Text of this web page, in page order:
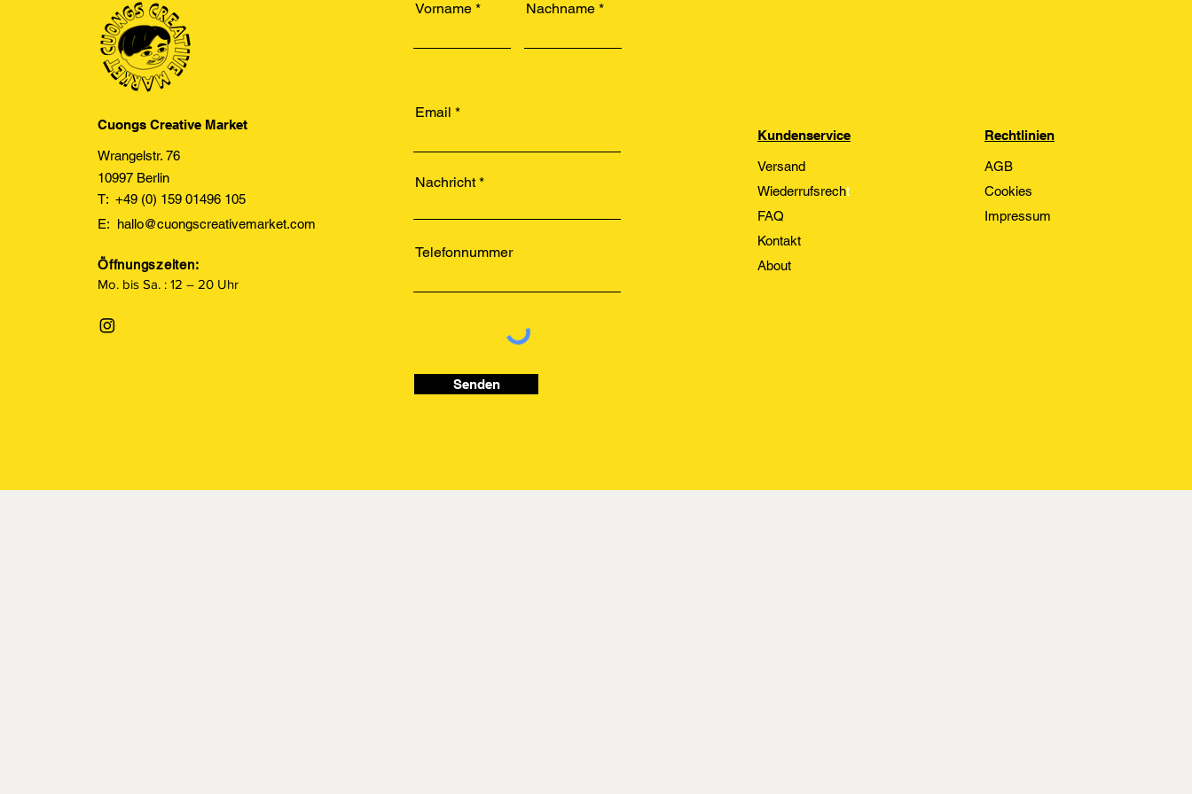
Cuongs Creative Market
Wrangelstr. 76
10997 Berlin
T: +49 (0) 159 01496 105
E: hallo@cuongscreativemarket.com
Öffnungszeiten:
Mo. bis Sa. : 12 – 20 Uhr
Vorname Nachname
Email
Nachricht
Telefonnummer
Senden
Kundenservice
Versand
Wiederrufsrecht
FAQ
Kontakt
About
Rechtlinien
AGB
Cookies
Impressum